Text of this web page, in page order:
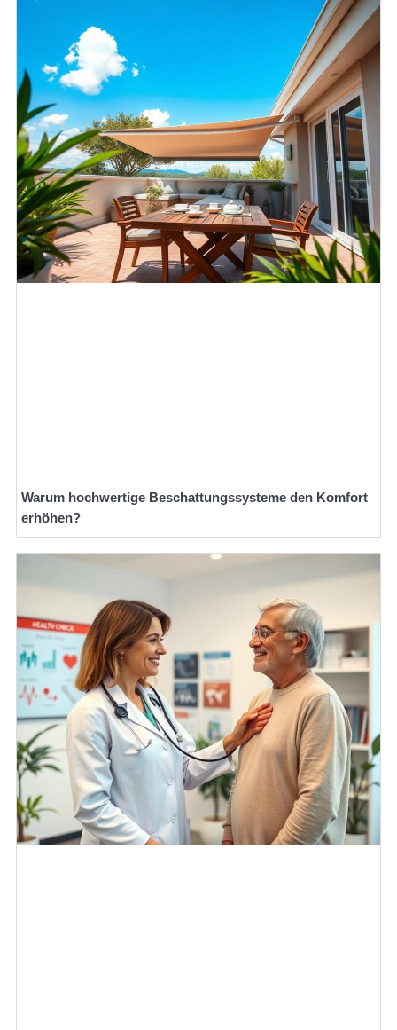
Warum hochwertige Beschattungssysteme den Komfort
erhöhen?